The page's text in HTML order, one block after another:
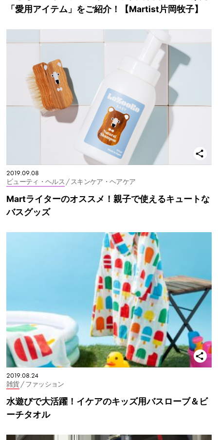
「愛用アイテム」をご紹介！【Martist片岡牧子】
2019.09.08
ビューティ・ヘルス / スキンケア・ヘアケア
Martライターのオススメ！親子で使えるキュートな
バスグッズ
2019.08.24
雑貨/ ファッション
水遊びで大活躍！イケアのキッズ用バスローブ＆ビ
ーチタオル